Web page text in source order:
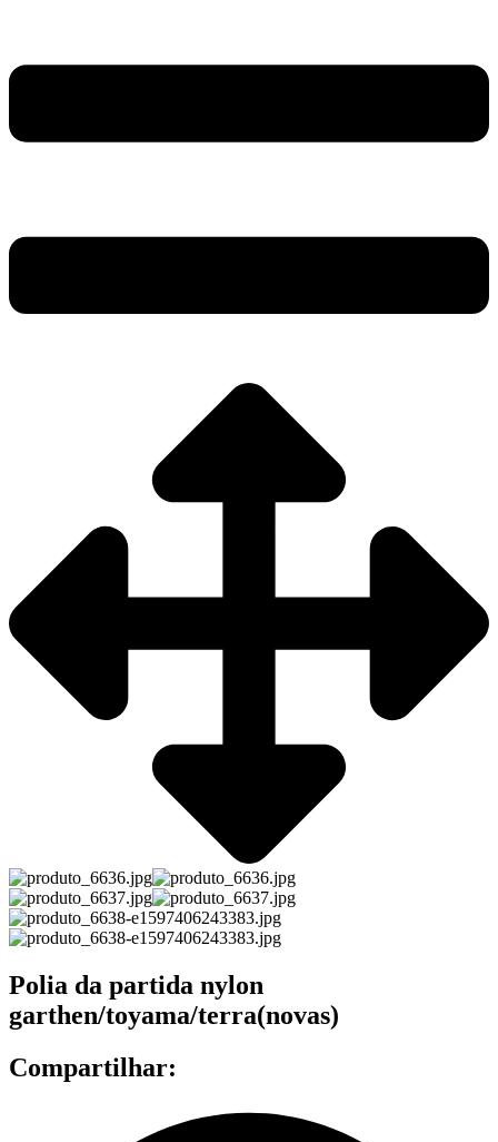
Polia da partida nylon
garthen/toyama/terra(novas)
Compartilhar: